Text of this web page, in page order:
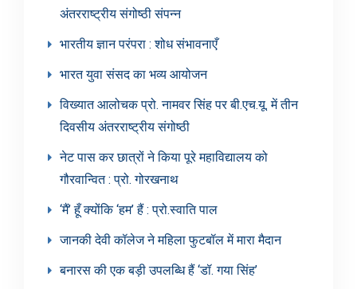
अंतरराष्ट्रीय संगोष्ठी संपन्न
भारतीय ज्ञान परंपरा : शोध संभावनाएँ
भारत युवा संसद का भव्य आयोजन
विख्यात आलोचक प्रो. नामवर सिंह पर बी.एच.यू. में तीन
दिवसीय अंतरराष्ट्रीय संगोष्ठी
नेट पास कर छात्रों ने किया पूरे महाविद्यालय को
गौरवान्वित : प्रो. गोरखनाथ
‘मैं’ हूँ क्योंकि ‘हम’ हैं : प्रो.स्वाति पाल
जानकी देवी कॉलेज ने महिला फुटबॉल में मारा मैदान
बनारस की एक बड़ी उपलब्धि हैं ‘डॉ. गया सिंह’